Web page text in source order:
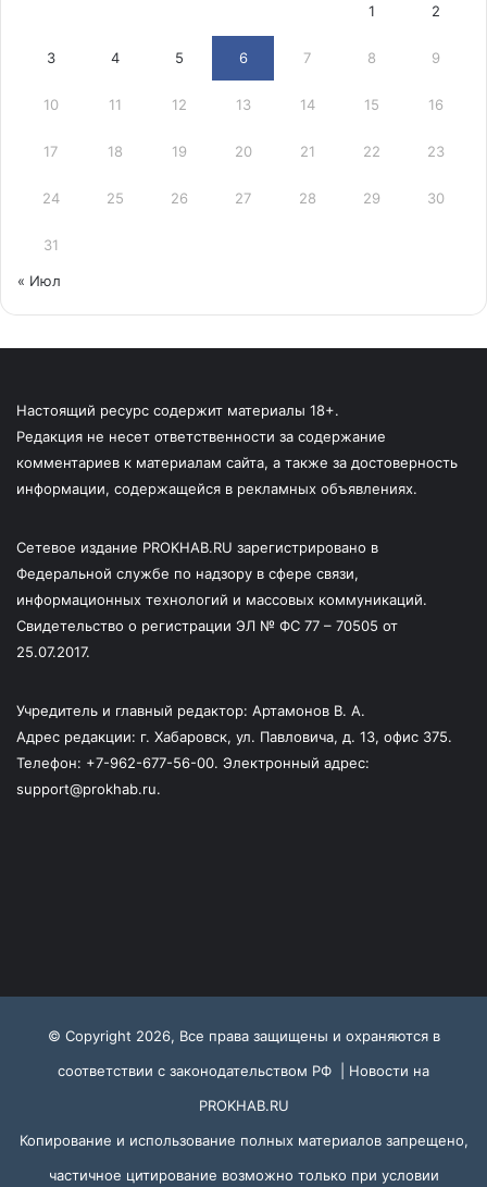
1 2
3 4 5 6 7 8 9
10 11 12 13 14 15 16
17 18 19 20 21 22 23
24 25 26 27 28 29 30
31
« Июл
Настоящий ресурс содержит материалы 18+.
Редакция не несет ответственности за содержание
комментариев к материалам сайта, а также за достоверность
информации, содержащейся в рекламных объявлениях.
Сетевое издание PROKHAB.RU зарегистрировано в
Федеральной службе по надзору в сфере связи,
информационных технологий и массовых коммуникаций.
Свидетельство о регистрации ЭЛ № ФС 77 – 70505 от
25.07.2017.
Учредитель и главный редактор: Артамонов В. А.
Адрес редакции: г. Хабаровск, ул. Павловича, д. 13, офис 375.
Телефон: +7-962-677-56-00. Электронный адрес:
support@prokhab.ru.
© Copyright 2026, Все права защищены и охраняются в
соответствии с законодательством РФ | Новости на
PROKHAB.RU
Копирование и использование полных материалов запрещено,
частичное цитирование возможно только при условии